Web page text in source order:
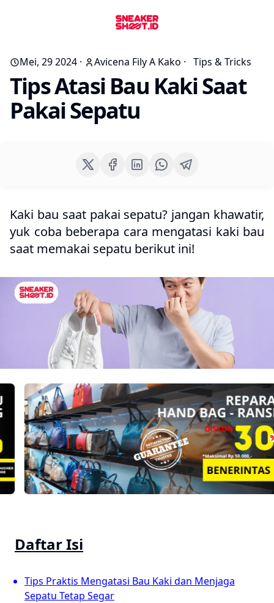
Mei, 29 2024 · Avicena Fily A Kako · Tips & Tricks
Tips Atasi Bau Kaki Saat
Pakai Sepatu
Kaki bau saat pakai sepatu? jangan khawatir,
yuk coba beberapa cara mengatasi kaki bau
saat memakai sepatu berikut ini!
Daftar Isi
Tips Praktis Mengatasi Bau Kaki dan Menjaga
Sepatu Tetap Segar